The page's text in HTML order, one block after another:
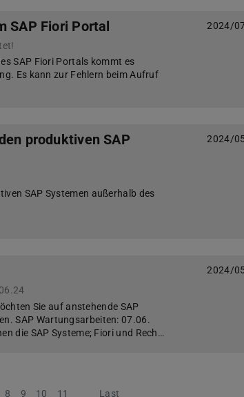
SAP Fiori Portal
2024/
SAP Fiori Portals kommt es
Es kann zur Fehlern beim Aufruf
produktiven SAP
2024/
SAP Systemen außerhalb des
2024/
Sie auf anstehende SAP
SAP Wartungsarbeiten: 07.06.
die SAP Systeme; Fiori und Rech…
8 9 10 11 Next
Last